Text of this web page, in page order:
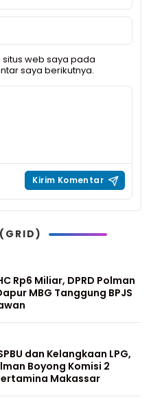
web saya pada
saya berikutnya.
Rp6 Miliar, DPRD Polman
MBG Tanggung BPJS
dan Kelangkaan LPG,
Boyong Komisi 2
Makassar